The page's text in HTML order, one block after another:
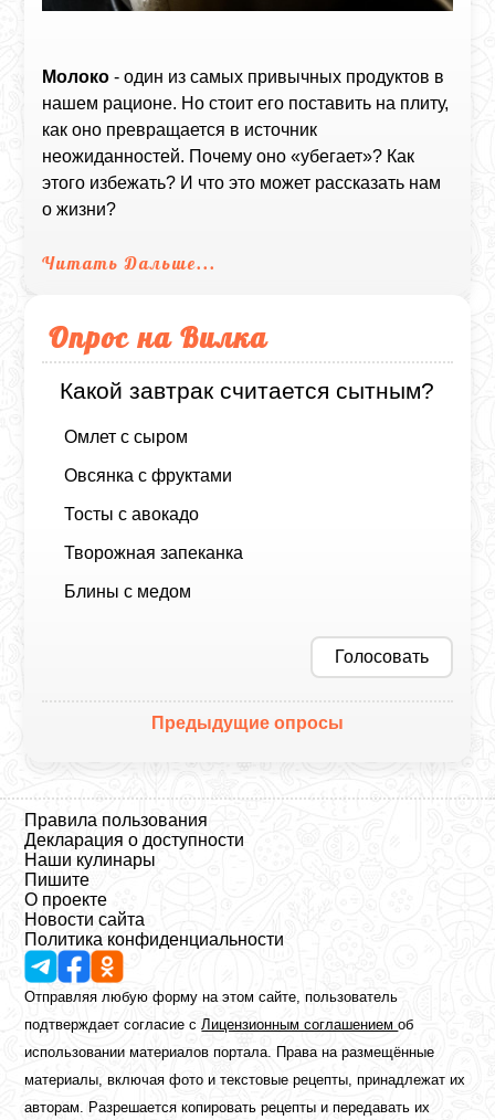
Молоко - один из самых привычных продуктов в
нашем рационе. Но стоит его поставить на плиту,
как оно превращается в источник
неожиданностей. Почему оно «убегает»? Как
этого избежать? И что это может рассказать нам
о жизни?
Читать Дальше...
Опрос на Вилка
Какой завтрак считается сытным?
Омлет с сыром
Овсянка с фруктами
Тосты с авокадо
Творожная запеканка
Блины с медом
Голосовать
Предыдущие опросы
Правила пользования
Декларация о доступности
Наши кулинары
Пишите
О проекте
Новости сайта
Политика конфиденциальности
Отправляя любую форму на этом сайте, пользователь
подтверждает согласие сЛицензионным соглашениемоб
использовании материалов портала. Права на размещённые
материалы, включая фото и текстовые рецепты, принадлежат их
авторам. Разрешается копировать рецепты и передавать их